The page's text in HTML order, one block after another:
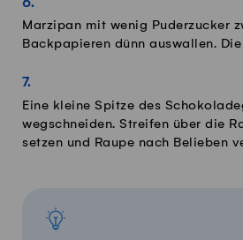
Marzipan mit wenig Puderzucker
Backpapieren dünn auswallen.
Eine kleine Spitze des
wegschneiden. Streifen über die
setzen und Raupe nach Belieben